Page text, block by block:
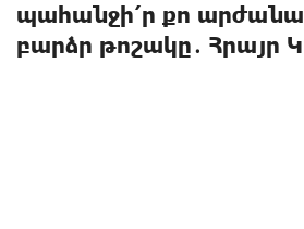
պահանջի՛ր քո
բարձր թոշակը․ Հրայր